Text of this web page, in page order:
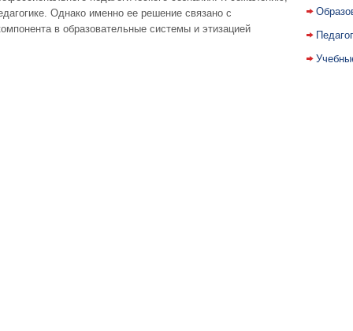
Однако именно ее решение связано с
в образовательные системы и этизацией